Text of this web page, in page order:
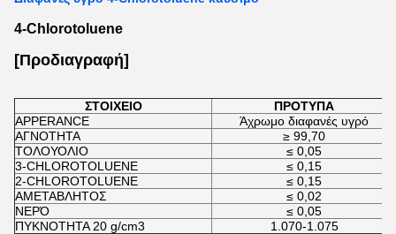
4-Chlorotoluene
[Προδιαγραφή]
ΣΤΟΙΧΕΙΟ
ΠΡΟΤΥΠΑ
APPERANCE
Άχρωμο διαφανές υγρό
ΑΓΝΟΤΗΤΑ
≥ 99,70
ΤΟΛΟΥΟΛΙΟ
≤ 0,05
3-CHLOROTOLUENE
≤ 0,15
2-CHLOROTOLUENE
≤ 0,15
ΑΜΕΤΑΒΛΗΤΟΣ
≤ 0,02
ΝΕΡΌ
≤ 0,05
ΠΥΚΝΟΤΗΤΑ 20 g/cm3
1.070-1.075